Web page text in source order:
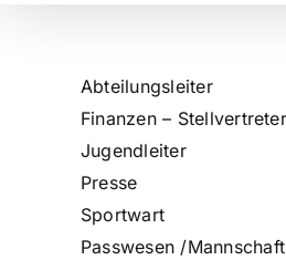
Abteilungsleiter
Finanzen – Stellvertreter
Jugendleiter
Presse
Sportwart
Passwesen /